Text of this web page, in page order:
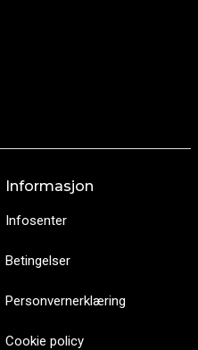
Informasjon
Infosenter
Betingelser
Personvernerklæring
Cookie policy